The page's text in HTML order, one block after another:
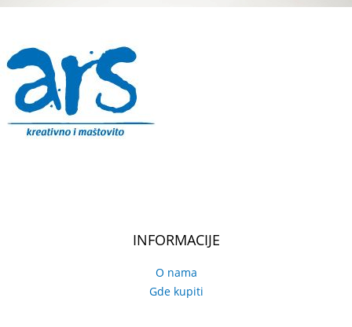
INFORMACIJE
O nama
Gde kupiti